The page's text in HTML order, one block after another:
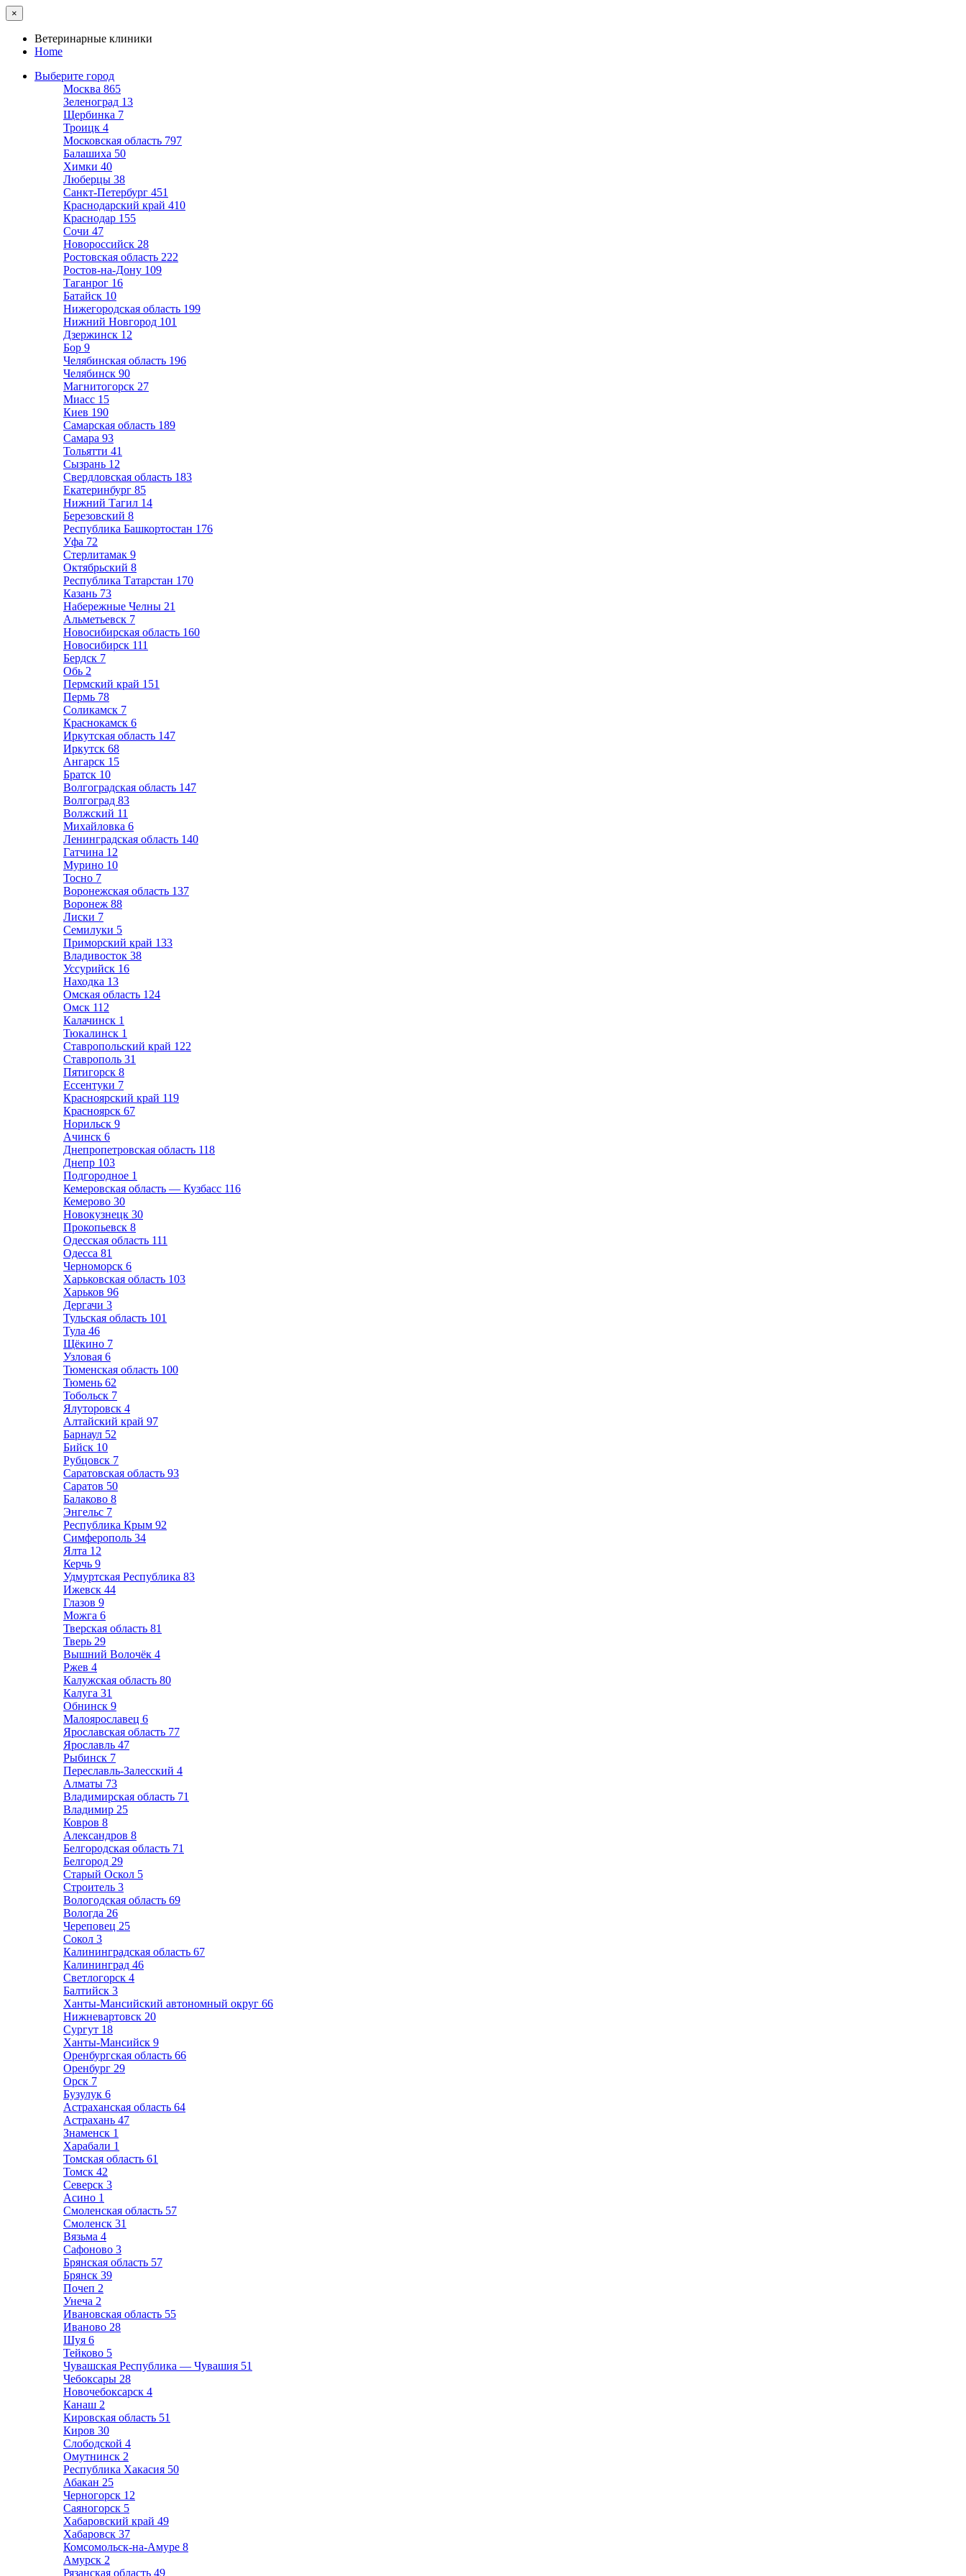
×
Ветеринарные клиники
Home
Выберите город
Москва 865
Зеленоград 13
Щербинка 7
Троицк 4
Московская область 797
Балашиха 50
Химки 40
Люберцы 38
Санкт-Петербург 451
Краснодарский край 410
Краснодар 155
Сочи 47
Новороссийск 28
Ростовская область 222
Ростов-на-Дону 109
Таганрог 16
Батайск 10
Нижегородская область 199
Нижний Новгород 101
Дзержинск 12
Бор 9
Челябинская область 196
Челябинск 90
Магнитогорск 27
Миасс 15
Киев 190
Самарская область 189
Самара 93
Тольятти 41
Сызрань 12
Свердловская область 183
Екатеринбург 85
Нижний Тагил 14
Березовский 8
Республика Башкортостан 176
Уфа 72
Стерлитамак 9
Октябрьский 8
Республика Татарстан 170
Казань 73
Набережные Челны 21
Альметьевск 7
Новосибирская область 160
Новосибирск 111
Бердск 7
Обь 2
Пермский край 151
Пермь 78
Соликамск 7
Краснокамск 6
Иркутская область 147
Иркутск 68
Ангарск 15
Братск 10
Волгоградская область 147
Волгоград 83
Волжский 11
Михайловка 6
Ленинградская область 140
Гатчина 12
Мурино 10
Тосно 7
Воронежская область 137
Воронеж 88
Лиски 7
Семилуки 5
Приморский край 133
Владивосток 38
Уссурийск 16
Находка 13
Омская область 124
Омск 112
Калачинск 1
Тюкалинск 1
Ставропольский край 122
Ставрополь 31
Пятигорск 8
Ессентуки 7
Красноярский край 119
Красноярск 67
Норильск 9
Ачинск 6
Днепропетровская область 118
Днепр 103
Подгородное 1
Кемеровская область — Кузбасс 116
Кемерово 30
Новокузнецк 30
Прокопьевск 8
Одесская область 111
Одесса 81
Черноморск 6
Харьковская область 103
Харьков 96
Дергачи 3
Тульская область 101
Тула 46
Щёкино 7
Узловая 6
Тюменская область 100
Тюмень 62
Тобольск 7
Ялуторовск 4
Алтайский край 97
Барнаул 52
Бийск 10
Рубцовск 7
Саратовская область 93
Саратов 50
Балаково 8
Энгельс 7
Республика Крым 92
Симферополь 34
Ялта 12
Керчь 9
Удмуртская Республика 83
Ижевск 44
Глазов 9
Можга 6
Тверская область 81
Тверь 29
Вышний Волочёк 4
Ржев 4
Калужская область 80
Калуга 31
Обнинск 9
Малоярославец 6
Ярославская область 77
Ярославль 47
Рыбинск 7
Переславль-Залесский 4
Алматы 73
Владимирская область 71
Владимир 25
Ковров 8
Александров 8
Белгородская область 71
Белгород 29
Старый Оскол 5
Строитель 3
Вологодская область 69
Вологда 26
Череповец 25
Сокол 3
Калининградская область 67
Калининград 46
Светлогорск 4
Балтийск 3
Ханты-Мансийский автономный округ 66
Нижневартовск 20
Сургут 18
Ханты-Мансийск 9
Оренбургская область 66
Оренбург 29
Орск 7
Бузулук 6
Астраханская область 64
Астрахань 47
Знаменск 1
Харабали 1
Томская область 61
Томск 42
Северск 3
Асино 1
Смоленская область 57
Смоленск 31
Вязьма 4
Сафоново 3
Брянская область 57
Брянск 39
Почеп 2
Унеча 2
Ивановская область 55
Иваново 28
Шуя 6
Тейково 5
Чувашская Республика — Чувашия 51
Чебоксары 28
Новочебоксарск 4
Канаш 2
Кировская область 51
Киров 30
Слободской 4
Омутнинск 2
Республика Хакасия 50
Абакан 25
Черногорск 12
Саяногорск 5
Хабаровский край 49
Хабаровск 37
Комсомольск-на-Амуре 8
Амурск 2
Рязанская область 49